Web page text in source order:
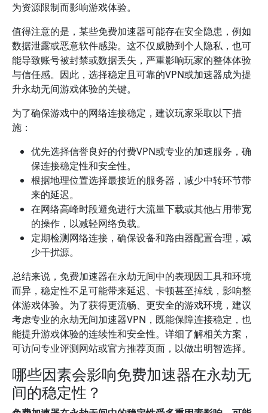
为资源限制而影响游戏体验。
值得注意的是，某些免费加速器可能存在安全隐患，例如
数据泄露或恶意软件感染。这不仅威胁到个人隐私，也可
能导致账号被封禁或数据丢失，严重影响玩家的整体体验
与信任感。因此，选择稳定且可靠的VPN或加速器成为提
升永劫无间游戏体验的关键。
为了确保游戏中的网络连接稳定，建议玩家采取以下措
施：
优先选择信誉良好的付费VPN或专业的加速服务，确
保连接稳定性和安全性。
根据地理位置选择最接近的服务器，减少中转环节带
来的延迟。
在网络高峰时段避免进行大流量下载或其他占用带宽
的操作，以减轻网络负载。
定期检测网络连接，确保设备和路由器配置合理，减
少干扰源。
总结来说，免费加速器在永劫无间中的表现因工具和环境
而异，稳定性不足可能带来延迟、卡顿甚至掉线，影响整
体游戏体验。为了获得更流畅、更安全的游戏环境，建议
考虑专业的永劫无间加速器VPN，既能保障连接稳定，也
能提升游戏体验的连续性和安全性。详细了解相关方案，
可访问专业评测网站或官方推荐页面，以做出明智选择。
哪些因素会影响免费加速器在永劫无
间的稳定性？